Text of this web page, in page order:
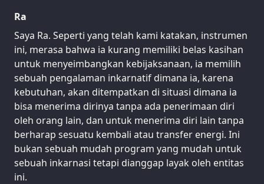
Ra
Saya Ra. Seperti yang telah kami katakan, instrumen
ini, merasa bahwa ia kurang memiliki belas kasihan
untuk menyeimbangkan kebijaksanaan, ia memilih
sebuah pengalaman inkarnatif dimana ia, karena
kebutuhan, akan ditempatkan di situasi dimana ia
bisa menerima dirinya tanpa ada penerimaan diri
oleh orang lain, dan untuk menerima diri lain tanpa
berharap sesuatu kembali atau transfer energi. Ini
bukan sebuah mudah program yang mudah untuk
sebuah inkarnasi tetapi dianggap layak oleh entitas
ini.